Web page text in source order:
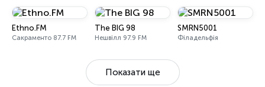
Ethno.FM
Сакраменто 87.7 FM
The BIG 98
Нешвілл 97.9 FM
SMRN5001
Філадельфія
Показати ще